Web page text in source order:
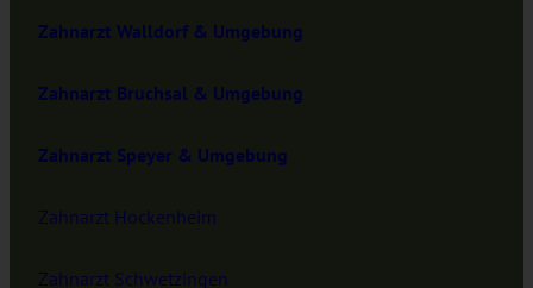
Zahnarzt Walldorf & Umgebung
Zahnarzt Bruchsal & Umgebung
Zahnarzt Speyer & Umgebung
Zahnarzt Hockenheim
Zahnarzt Schwetzingen